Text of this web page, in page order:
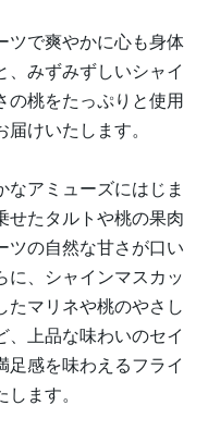
ツで爽やかに心も身体
、みずみずしいシャイ
の桃をたっぷりと使用
けいたします。
なアミューズにはじま
せたタルトや桃の果肉
ツの自然な甘さが口い
に、シャインマスカッ
たマリネや桃のやさし
、上品な味わいのセイ
足感を味わえるフライ
ます。